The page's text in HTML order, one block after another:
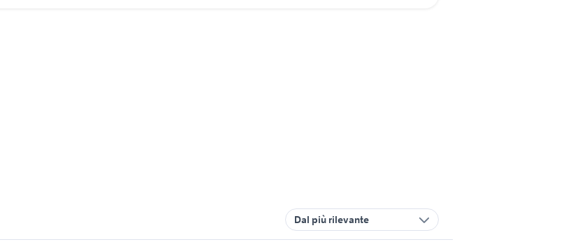
Dal più rilevante